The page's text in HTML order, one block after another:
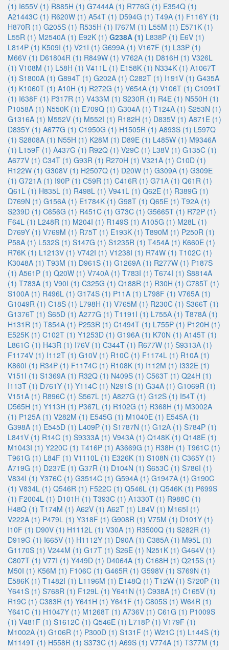
(1) I655V (1) R885H (1) G7444A (1) R776G (1) E354Q (1)
A21443C (1) R620W (1) A54T (1) D594G (1) T49A (1) F116Y (1)
H870R (1) G205S (1) R535H (1) I767M (1) L55M (1) E571K (1)
L55R (1) M2540A (1) E92K (1) G238A (1) L838P (1) E6V (1)
L814P (1) K509I (1) V21I (1) G699A (1) V167F (1) L33P (1)
M66V (1) D61804R (1) R849W (1) V762A (1) D816H (1) V326L
(1) V108M (1) L58H (1) V411L (1) E158K (1) N334K (1) A1067T
(1) S1800A (1) G894T (1) G202A (1) C282T (1) I191V (1) G435A
(1) K1060T (1) A10H (1) R272G (1) V654A (1) V106T (1) C1091T
(1) I638F (1) P317R (1) V433M (1) S230R (1) R4E (1) N550H (1)
P1058A (1) N550K (1) E709Q (1) G304A (1) T124A (1) S253N (1)
G1316A (1) M552V (1) M552I (1) R182H (1) D835V (1) A871E (1)
D835Y (1) A677G (1) C1950G (1) H1505R (1) A893S (1) L597Q
(1) S2808A (1) N55H (1) K28M (1) D89E (1) L485W (1) M9346A
(1) L159F (1) A437G (1) R92Q (1) V29C (1) L38V (1) G135C (1)
A677V (1) C34T (1) G93R (1) R270H (1) V321A (1) C10D (1)
R122W (1) G308V (1) H2507Q (1) D20W (1) G309A (1) G309E
(1) G721A (1) I90P (1) C59R (1) C416R (1) G71A (1) Q61R (1)
Q61L (1) H835L (1) R498L (1) V941L (1) Q62E (1) R389G (1)
D769N (1) G156A (1) E1784K (1) G98T (1) Q65E (1) T92A (1)
S239D (1) C656G (1) R451C (1) G73C (1) G5665T (1) R72P (1)
F64L (1) L248R (1) M204I (1) R149S (1) A105G (1) M28L (1)
D769Y (1) V769M (1) R75T (1) E193K (1) T890M (1) P250R (1)
P58A (1) L532S (1) S147G (1) S1235R (1) T454A (1) K660E (1)
R76K (1) L1213V (1) V742I (1) V1238I (1) R74W (1) T102C (1)
K3048A (1) T93M (1) D961S (1) G1269A (1) R277W (1) P187S
(1) A561P (1) Q20W (1) V740A (1) T783I (1) T674I (1) S8814A
(1) T783A (1) V90I (1) C325G (1) Q188R (1) R30H (1) C785T (1)
S100A (1) R496L (1) G174S (1) P11A (1) L798F (1) V765A (1)
G1049R (1) C18S (1) L798H (1) V765M (1) R230C (1) S366T (1)
G1376T (1) S65D (1) A277G (1) T1191I (1) L755A (1) T878A (1)
H131R (1) T854A (1) P253R (1) C1494T (1) L755P (1) P120H (1)
E525K (1) C102T (1) Y1253D (1) G196A (1) K70N (1) A145T (1)
L861G (1) H43R (1) I76V (1) C344T (1) R677W (1) S9313A (1)
F1174V (1) I112T (1) G10V (1) R10C (1) F1174L (1) R10A (1)
K860I (1) R34P (1) F1174C (1) R108K (1) I112M (1) I332E (1)
V151I (1) S1369A (1) R32Q (1) N409S (1) C563T (1) Q24H (1)
I113T (1) D761Y (1) Y114C (1) N291S (1) G34A (1) G1069R (1)
V151A (1) R896C (1) S567L (1) A827G (1) G12S (1) I54T (1)
D565H (1) Y113H (1) P367L (1) R102G (1) R368H (1) M3002A
(1) P125A (1) V282M (1) E545G (1) M1040E (1) E545A (1)
G398A (1) E545D (1) L409P (1) S1787N (1) G12A (1) S784P (1)
L841V (1) R14C (1) S9333A (1) V943A (1) Q148K (1) Q148E (1)
M1043I (1) Y220C (1) T416P (1) A3669G (1) R38H (1) T961C (1)
T961G (1) L84F (1) V1110L (1) E326K (1) S108N (1) C365Y (1)
A719G (1) D237E (1) G37R (1) D104N (1) S653C (1) S786I (1)
V834I (1) Y376C (1) G3514C (1) G594A (1) G1947A (1) G190C
(1) V834L (1) Q546R (1) F522C (1) Q546L (1) Q546K (1) P699S
(1) F2004L (1) D101H (1) T393C (1) A1330T (1) R988C (1)
H48Q (1) T174M (1) A62V (1) A62T (1) L84V (1) M165I (1)
V222A (1) P479L (1) Y318F (1) G908R (1) V75M (1) D101Y (1)
I10F (1) D90V (1) H1112L (1) V30A (1) R3500Q (1) S282R (1)
D919G (1) I665V (1) H1112Y (1) D90A (1) C385A (1) M95L (1)
G1170S (1) V244M (1) G17T (1) S26E (1) N251K (1) G464V (1)
C807T (1) V77I (1) Y449D (1) D4064A (1) C168H (1) Q215S (1)
M50I (1) K56M (1) F106C (1) G465R (1) G598V (1) S769N (1)
E586K (1) T1482I (1) L1196M (1) E148Q (1) T12W (1) S720P (1)
Y641S (1) S768R (1) F129L (1) Y641N (1) C938A (1) C165V (1)
R19C (1) C383R (1) Y641H (1) Y641F (1) C805S (1) W64R (1)
Y641C (1) H1047Y (1) M1268T (1) A736V (1) C61G (1) P1009S
(1) V481F (1) S1612C (1) Q546E (1) L718P (1) V179F (1)
M1002A (1) G106R (1) P300D (1) S131F (1) W21C (1) L144S (1)
M1149T (1) H558R (1) S373C (1) A69S (1) V774A (1) T377M (1)